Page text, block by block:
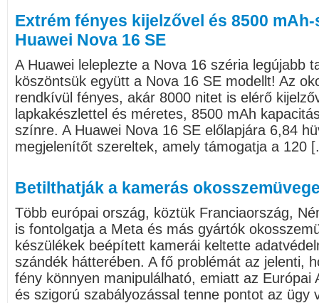
Extrém fényes kijelzővel és 8500
Huawei Nova 16 SE
A Huawei leleplezte a Nova 16 széria legújabb
köszöntsük együtt a Nova 16 SE modellt! Az
rendkívül fényes, akár 8000 nitet is elérő
lapkakészlettel és méretes, 8500 mAh
színre. A Huawei Nova 16 SE előlapjára 6,84
megjelenítőt szereltek, amely támogatja a 120
Betilthatják a kamerás
Több európai ország, köztük Franciaország,
is fontolgatja a Meta és más gyártók
készülékek beépített kamerái keltette
szándék hátterében. A fő problémát az jelenti,
fény könnyen manipulálható, emiatt az Európai
és szigorú szabályozással tenne pontot az ügy